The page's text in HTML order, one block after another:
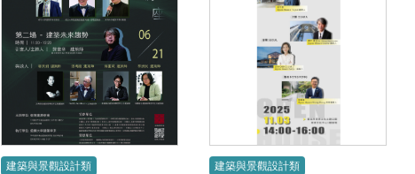
建築與景觀設計類 建築與景觀設計類